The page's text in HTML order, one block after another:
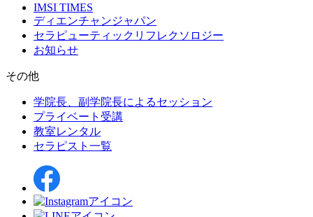
IMSI TIMES
ディエンチャンジャパン
セラピューティックリフレクソロジー
お知らせ
その他
学院長、副学院長によるセッション
プライベート受講
教室レンタル
セラピスト一覧